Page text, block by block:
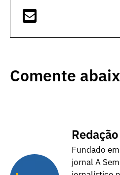
Comente
Redação
Fundado
jornal A